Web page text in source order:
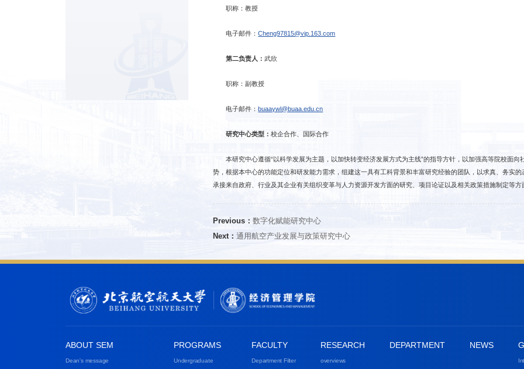
职称：教授
电子邮件：Cheng97815@vip.163.com
第二负责人：武欣
职称：副教授
电子邮件：buaaywl@buaa.edu.cn
研究中心类型：校企合作、国际合作
本研究中心遵循“以科学发展为主题，以加快转变经济发展方式为主线”的指导方针，以加强高等院校面
势，根据本中心的功能定位和研发能力需求，组建这一具有工科背景和丰富研究经验的团队，以求真、务实
承接来自政府、行业及其企业有关组织变革与人力资源开发方面的研究、项目论证以及相关政策措施制定等方
Previous： 数字化赋能研究中心
Next： 通用航空产业发展与政策研究中心
ABOUT SEM
Dean's message
PROGRAMS
Undergraduate
FACULTY
Department Filter
RESEARCH
overviews
DEPARTMENT NEWS